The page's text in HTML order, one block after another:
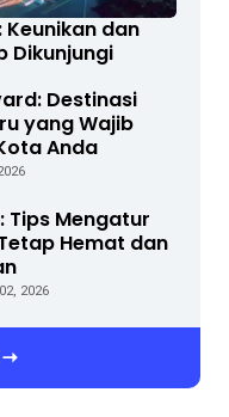
dan
Dikunjungi
Destinasi
yang Wajib
Anda
Tips Mengatur
Hemat dan
2026